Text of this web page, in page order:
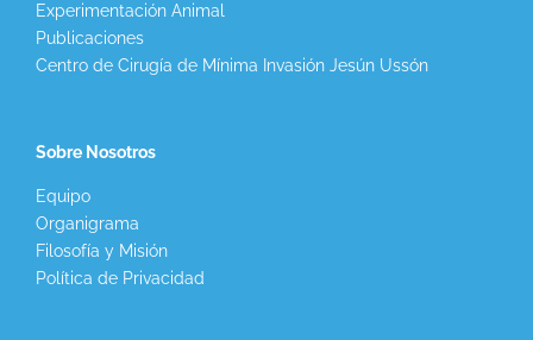
Experimentación Animal
Publicaciones
Centro de Cirugía de Mínima Invasión Jesún Ussón
Sobre Nosotros
Equipo
Organigrama
Filosofía y Misión
Política de Privacidad